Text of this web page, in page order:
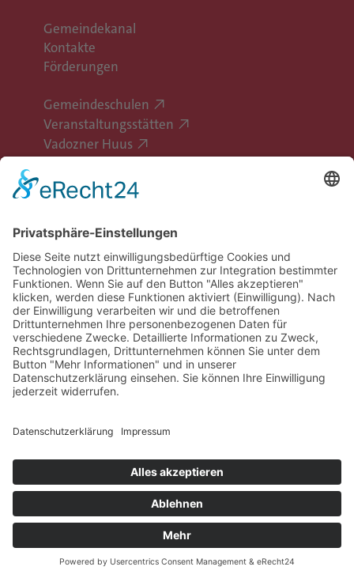
Gemeindekanal
Kontakte
Förderungen
Gemeindeschulen
Veranstaltungsstätten
Vadozner Huus
Chatbot-Nutzungsbedingungen
Bildrechte